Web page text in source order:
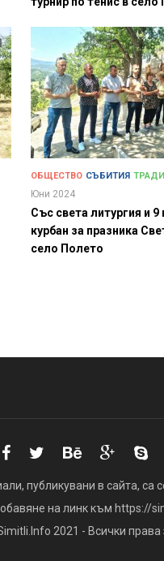
ОБЩЕСТВО СЪБИТИЯ
Юни 2024
Със света литургия и 9
курбан за празника
село Полето
публикувани в сайта,
на линк към https://
2021 - Всички права